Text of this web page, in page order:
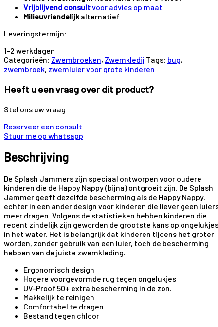
Vrijblijvend consultvoor advies op maat
Milieuvriendelijk alternatief
Leveringstermijn:
1-2 werkdagen
Categorieën: Zwembroeken, Zwemkledij Tags: bug,
zwembroek, zwemluier voor grote kinderen
Heeft u een vraag over dit product?
Stel ons uw vraag
Reserveer een consult
Stuur me op whatsapp
Beschrijving
De Splash Jammers zijn speciaal ontworpen voor oudere
kinderen die de Happy Nappy (bijna) ontgroeit zijn. De Splash
Jammer geeft dezelfde bescherming als de Happy Nappy,
echter in een ander design voor kinderen die liever geen
meer dragen. Volgens de statistieken hebben kinderen die
recent zindelijk zijn geworden de grootste kans op ongelukjes
in het water. Het is belangrijk dat kinderen tijdens het groter
worden, zonder gebruik van een luier, toch de bescherming
hebben van de juiste zwemkleding.
Ergonomisch design
Hogere voorgevormde rug tegen ongelukjes
UV-Proof 50+ extra bescherming in de zon.
Makkelijk te reinigen
Comfortabel te dragen
Bestand tegen chloor